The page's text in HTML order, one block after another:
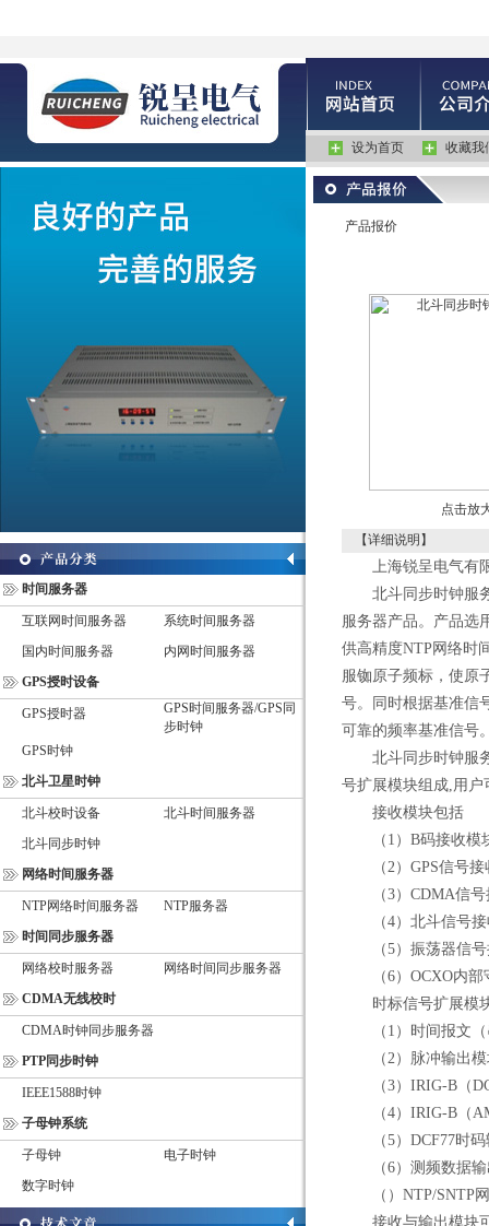
设为首页 收藏我
时间服务器
互联网时间服务器
系统时间服务器
国内时间服务器
内网时间服务器
GPS授时设备
GPS授时器
GPS时间服务器/GPS同
步时钟
GPS时钟
北斗卫星时钟
北斗校时设备
北斗时间服务器
北斗同步时钟
网络时间服务器
NTP网络时间服务器
NTP服务器
时间同步服务器
网络校时服务器
网络时间同步服务器
CDMA无线校时
CDMA时钟同步服务器
PTP同步时钟
IEEE1588时钟
子母钟系统
子母钟
电子时钟
数字时钟
产品报价
点击放
【详细说明】
上海锐呈电气有限
北斗同步时钟服务
服务器产品。产品选
供高精度NTP网络时
服铷原子频标，使原
号。同时根据基准信
可靠的频率基准信号
北斗同步时钟服务
号扩展模块组成,用
接收模块包括
（1）B码接收模
（2）GPS信号接
（3）CDMA信号
（4）北斗信号接
（5）振荡器信号
（6）OCXO内部
时标信号扩展模
（1）时间报文（
（2）脉冲输出模
（3）IRIG-B（DC
（4）IRIG-B（
（5）DCF77时码
（6）测频数据输
（）NTP/SNTP网
接收与输出模块可